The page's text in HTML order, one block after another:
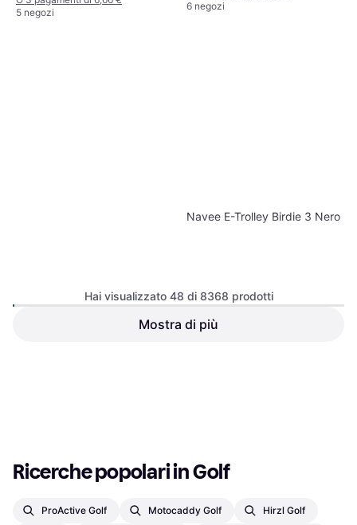
5 negozi
6 negozi
Ixon Guanti Invernali Da Moto
Navee E-Trolley Birdie 3 Nero
Hai visualizzato 48 di 8368 prodotti
Mostra di più
Ricerche popolari in Golf
ProActive Golf Motocaddy Golf Hirzl Golf